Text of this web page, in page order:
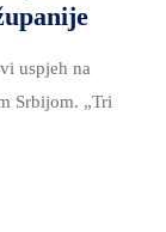
uspjeh na
Srbijom. „Tri